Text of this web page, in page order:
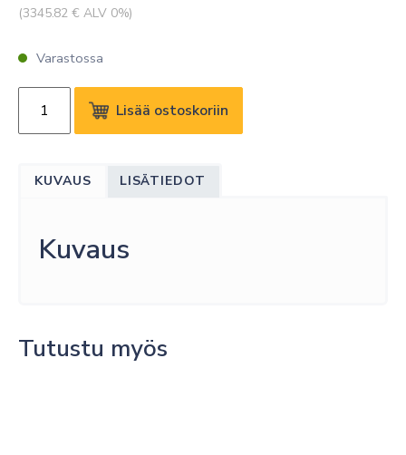
(3345.82 € ALV 0%)
Varastossa
VCS
FOR
AND
VDX6740T
Lisää ostoskoriin
KUVAUS LISÄTIEDOT
Kuvaus
Tutustu myös